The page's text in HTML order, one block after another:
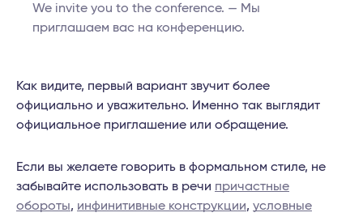
We invite you to the conference. — Мы
приглашаем вас на конференцию.
Как видите, первый вариант звучит более
официально и уважительно. Именно так выглядит
официальное приглашение или обращение.
Если вы желаете говорить в формальном стиле, не
забывайте использовать в речи причастные
обороты, инфинитивные конструкции, условные